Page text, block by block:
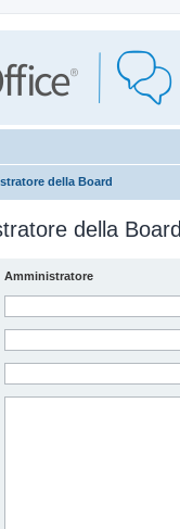
della Board
della Board
Amministratore